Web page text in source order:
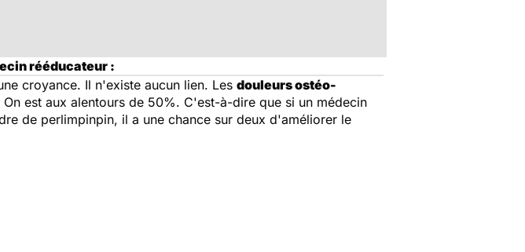
rééducateur :
croyance. Il n'existe aucun lien. Les douleurs ostéo-
est aux alentours de 50%. C'est-à-dire que si un médecin
de perlimpinpin, il a une chance sur deux d'améliorer le